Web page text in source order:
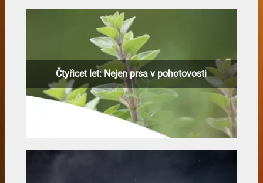
Čtyřicet let: Nejen prsa v pohotovosti